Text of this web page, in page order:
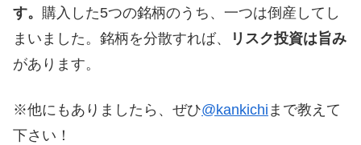
す。 購入した5つの銘柄のうち、一つは倒産してし
まいました。銘柄を分散すれば、
リスク投資は旨み
があります。
※他にもありましたら、ぜひ@kankichi まで教えて
下さい！